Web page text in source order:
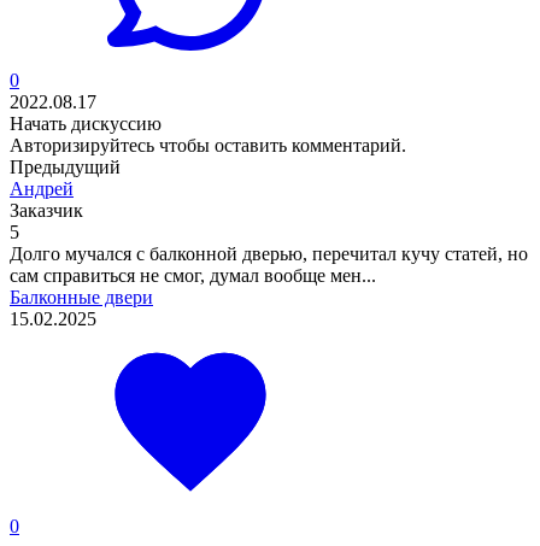
0
2022.08.17
Начать дискуссию
Авторизируйтесь чтобы оставить комментарий.
Предыдущий
Андрей
Заказчик
5
Долго мучался с балконной дверью, перечитал кучу статей, но
сам справиться не смог, думал вообще мен...
Балконные двери
15.02.2025
0